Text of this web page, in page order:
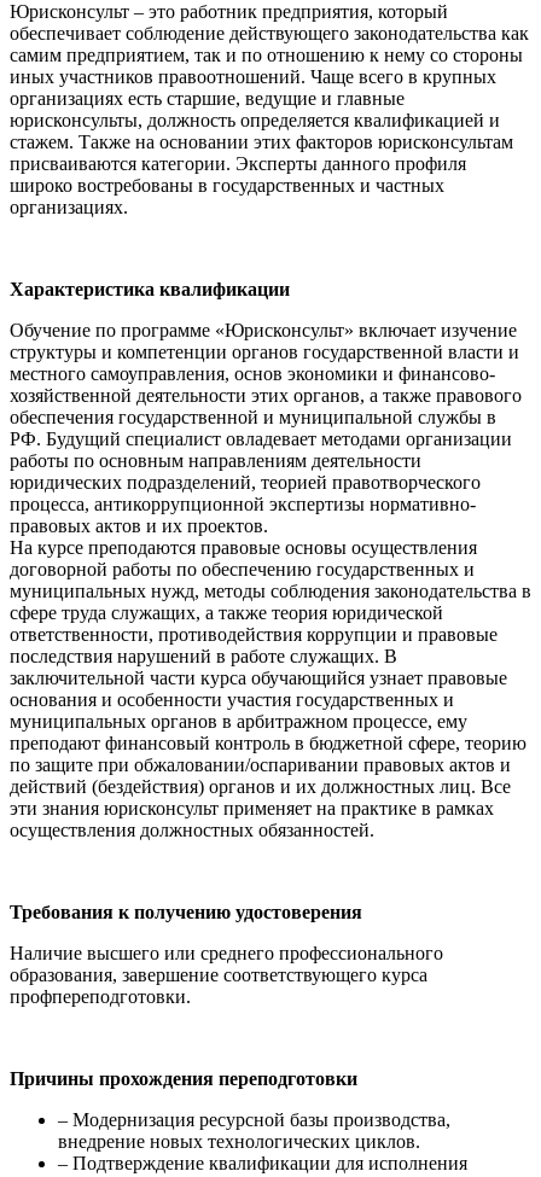
Юрисконсульт – это работник предприятия, который
обеспечивает соблюдение действующего законодательства как
самим предприятием, так и по отношению к нему со стороны
иных участников правоотношений. Чаще всего в крупных
организациях есть старшие, ведущие и главные
юрисконсульты, должность определяется квалификацией и
стажем. Также на основании этих факторов юрисконсультам
присваиваются категории. Эксперты данного профиля
широко востребованы в государственных и частных
организациях.
Характеристика квалификации
Обучение по программе «Юрисконсульт» включает изучение
структуры и компетенции органов государственной власти и
местного самоуправления, основ экономики и финансово-
хозяйственной деятельности этих органов, а также правового
обеспечения государственной и муниципальной службы в
РФ. Будущий специалист овладевает методами организации
работы по основным направлениям деятельности
юридических подразделений, теорией правотворческого
процесса, антикоррупционной экспертизы нормативно-
правовых актов и их проектов.
На курсе преподаются правовые основы осуществления
договорной работы по обеспечению государственных и
муниципальных нужд, методы соблюдения законодательства в
сфере труда служащих, а также теория юридической
ответственности, противодействия коррупции и правовые
последствия нарушений в работе служащих. В
заключительной части курса обучающийся узнает правовые
основания и особенности участия государственных и
муниципальных органов в арбитражном процессе, ему
преподают финансовый контроль в бюджетной сфере, теорию
по защите при обжаловании/оспаривании правовых актов и
действий (бездействия) органов и их должностных лиц. Все
эти знания юрисконсульт применяет на практике в рамках
осуществления должностных обязанностей.
Требования к получению удостоверения
Наличие высшего или среднего профессионального
образования, завершение соответствующего курса
профпереподготовки.
Причины прохождения переподготовки
– Модернизация ресурсной базы производства,
внедрение новых технологических циклов.
– Подтверждение квалификации для исполнения